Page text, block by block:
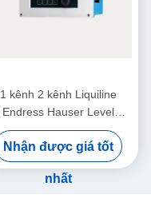
1 kênh 2 kênh Liquiline
Endress Hauser Level
Transmitter CM442-
AAM1A2F010A+AK
Nhận được giá tốt
nhất